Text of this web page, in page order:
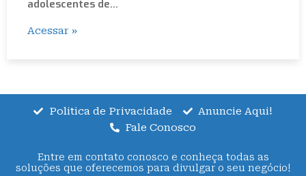
adolescentes de…
Acessar »
Politica de Privacidade
Anuncie Aqui!
Fale Conosco
Entre em contato conosco e conheça todas as
soluções que oferecemos para divulgar o seu negócio!